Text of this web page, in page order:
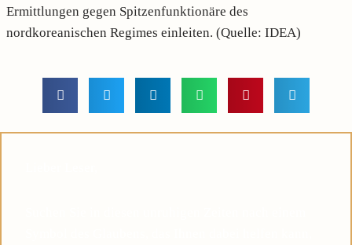
Ermittlungen gegen Spitzenfunktionäre des
nordkoreanischen Regimes einleiten. (Quelle: IDEA)